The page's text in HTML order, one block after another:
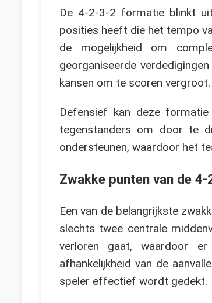
De 4-2-3-2 formatie blinkt
posities heeft die het tempo
de mogelijkheid om
georganiseerde
kansen om te scoren vergroot.
Defensief kan deze
tegenstanders om door te
ondersteunen, waardoor het
Zwakke punten van de
Een van de belangrijkste
slechts twee centrale
verloren gaat, waardoor
afhankelijkheid van de
speler effectief wordt gedekt.